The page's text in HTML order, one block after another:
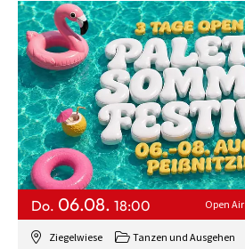
Ziegelwiese Tanzen und Ausgehen
Do. 06.08. 18:00 Open Air